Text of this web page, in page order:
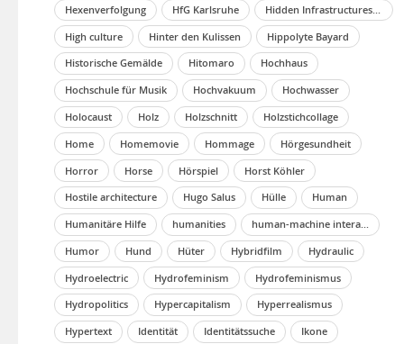
Hexenverfolgung
HfG Karlsruhe
High culture
Hinter den Kulissen
Hippolyte Bayard
Historische Gemälde
Hitomaro
Hochhaus
Hochschule für Musik
Hochvakuum
Hochwasser
Holocaust
Holz Holzschnitt
Holzstichcollage
Home
Homemovie Hommage
Hörgesundheit
Horror
Horse Hörspiel
Horst Köhler
Hostile architecture
Hugo Salus Hülle
Human
Humanitäre Hilfe
humanities
human-machine interaction
Humor
Hund Hüter Hybridfilm
Hydraulic
Hydroelectric
Hydrofeminism
Hydrofeminismus
Hydropolitics
Hypercapitalism
Hyperrealismus
Hypertext
Identität Identitätssuche
Ikone